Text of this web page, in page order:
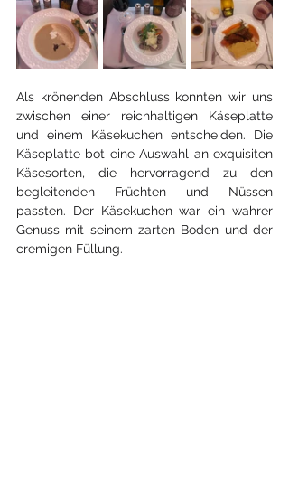
Als krönenden Abschluss konnten wir uns
zwischen einer reichhaltigen Käseplatte
und einem Käsekuchen entscheiden. Die
Käseplatte bot eine Auswahl an exquisiten
Käsesorten, die hervorragend zu den
begleitenden Früchten und Nüssen
passten. Der Käsekuchen war ein wahrer
Genuss mit seinem zarten Boden und der
cremigen Füllung.